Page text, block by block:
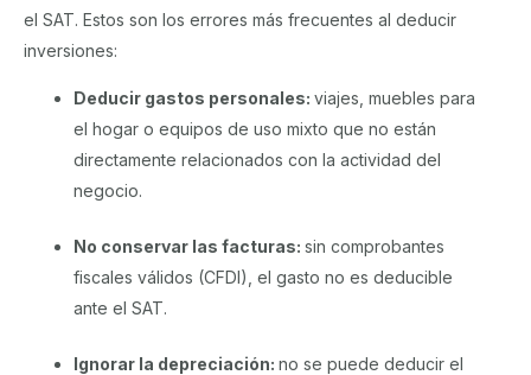
el SAT. Estos son los errores más frecuentes al deducir
inversiones:
Deducir gastos personales: viajes, muebles para
el hogar o equipos de uso mixto que no están
directamente relacionados con la actividad del
negocio.
No conservar las facturas: sin comprobantes
fiscales válidos (CFDI), el gasto no es deducible
ante el SAT.
Ignorar la depreciación: no se puede deducir el